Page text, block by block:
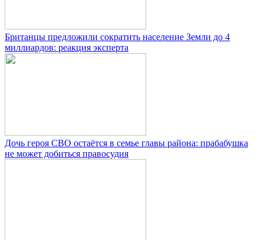
Британцы предложили сократить население Земли до 4
миллиардов: реакция эксперта
Дочь героя СВО остаётся в семье главы района: прабабушка
не может добиться правосудия